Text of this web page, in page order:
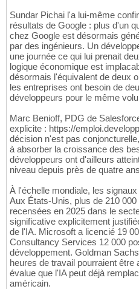
Sundar Pichai l'a lui-même
résultats de Google : plus d'un
chez Google est désormais
par des ingénieurs. Un
une journée ce qui lui prenait
logique économique est
désormais l'équivalent de deux
les entreprises ont besoin de
développeurs pour le même
Marc Benioff, PDG de
explicite : https://
décision n'est pas
à absorber la croissance des
développeurs ont d'ailleurs
niveau depuis près de quatre
À l'échelle mondiale, les
Aux États-Unis, plus de 210
recensées en 2025 dans le
significative explicitement
de l'IA. Microsoft a licencié 19
Consultancy Services 12 000
développement. Goldman
heures de travail pourraient
évalue que l'IA peut déjà
américain.